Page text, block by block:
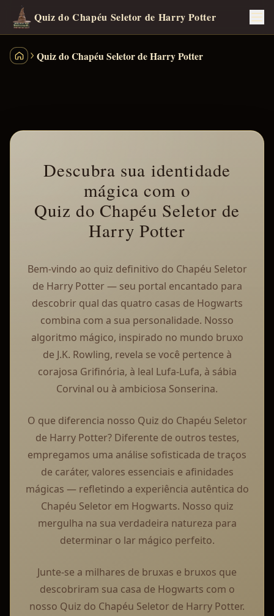
Quiz do Chapéu Seletor de Harry Potter
Quiz das Casas de Harry Potter
Quiz do Chapéu Seletor de Harry Potter
Descubra sua identidade
mágica com o
Quiz do Chapéu Seletor de
Harry Potter
Bem-vindo ao quiz definitivo do Chapéu Seletor
de Harry Potter — seu portal encantado para
descobrir qual das quatro casas de Hogwarts
combina com a sua personalidade. Nosso
algoritmo mágico, inspirado no mundo bruxo
de J.K. Rowling, revela se você pertence à
corajosa Grifinória, à leal Lufa-Lufa, à sábia
Corvinal ou à ambiciosa Sonserina.
O que diferencia nosso Quiz do Chapéu Seletor
de Harry Potter? Diferente de outros testes,
empregamos uma análise sofisticada de traços
de caráter, valores essenciais e afinidades
mágicas — refletindo a experiência autêntica do
Chapéu Seletor em Hogwarts. Nosso quiz
mergulha na sua verdadeira natureza para
determinar o lar mágico perfeito.
Junte-se a milhares de bruxas e bruxos que
descobriram sua casa de Hogwarts com o
nosso Quiz do Chapéu Seletor de Harry Potter.